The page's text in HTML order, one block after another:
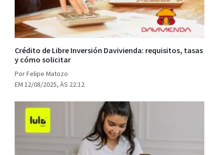
Crédito de Libre Inversión Davivienda: requisitos, tasas
y cómo solicitar
Por Felipe Matozo
EM 12/08/2025, ÀS 22:12